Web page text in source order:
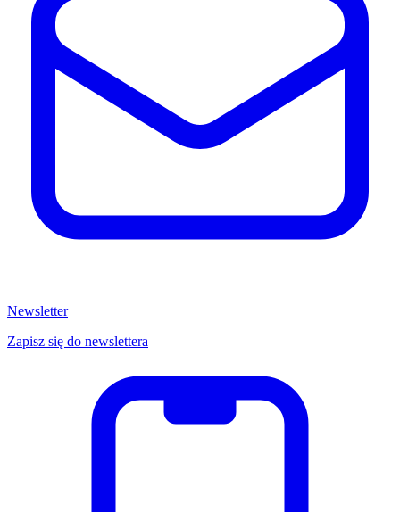
Newsletter
Zapisz się do newslettera